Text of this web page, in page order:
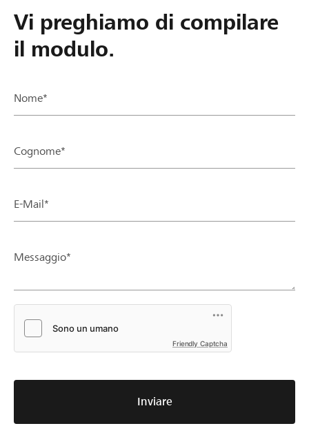
Vi preghiamo di compilare
il modulo.
Nome*
Cognome*
E-Mail*
Messaggio*
Friendly Captcha
Inviare